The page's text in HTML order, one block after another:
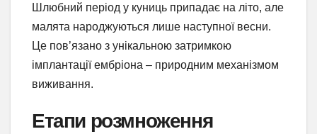
Шлюбний період у куниць припадає на літо, але
малята народжуються лише наступної весни.
Це пов’язано з унікальною затримкою
імплантації ембріона – природним механізмом
виживання.
Етапи розмноження